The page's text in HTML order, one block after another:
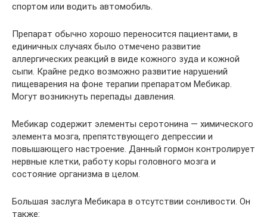
спортом или водить автомобиль.
Препарат обычно хорошо переносится пациентами, в
единичных случаях было отмечено развитие
аллергических реакций в виде кожного зуда и кожной
сыпи. Крайне редко возможно развитие нарушений
пищеварения на фоне терапии препаратом Мебикар.
Могут возникнуть перепады давления.
Мебикар содержит элементы серотонина — химического
элемента мозга, препятствующего депрессии и
повышающего настроение. Данный гормон контролирует
нервные клетки, работу коры головного мозга и
состояние организма в целом.
Большая заслуга Мебикара в отсутствии сонливости. Он
также: